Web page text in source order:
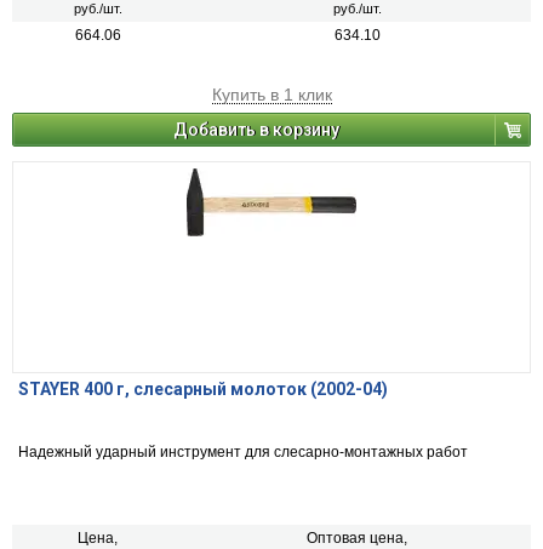
руб./шт. руб./шт.
664.06 634.10
Купить в 1 клик
Добавить в корзину
STAYER 400 г, слесарный молоток (2002-04)
Надежный ударный инструмент для слесарно-монтажных работ
Цена, Оптовая цена,